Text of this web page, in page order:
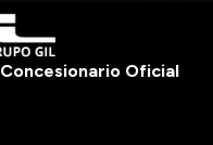
Concesionario Oficial